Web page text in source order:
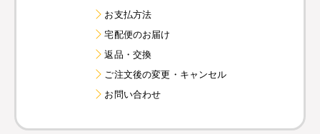
お支払方法
宅配便のお届け
返品・交換
ご注文後の変更・キャンセル
お問い合わせ